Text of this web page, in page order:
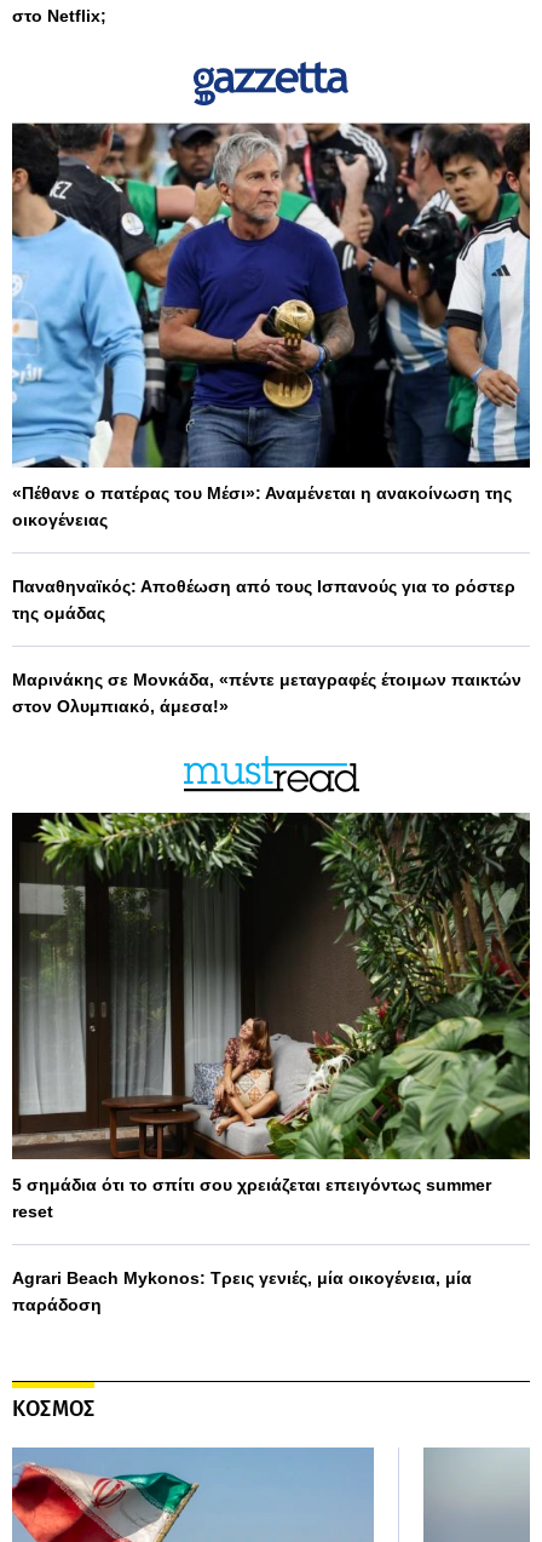
στο Netflix;
«Πέθανε ο πατέρας του Μέσι»: Αναμένεται η ανακοίνωση της
οικογένειας
Παναθηναϊκός: Αποθέωση από τους Ισπανούς για το ρόστερ
της ομάδας
Μαρινάκης σε Μονκάδα, «πέντε μεταγραφές έτοιμων παικτών
στον Ολυμπιακό, άμεσα!»
5 σημάδια ότι το σπίτι σου χρειάζεται επειγόντως summer
reset
Agrari Beach Mykonos: Τρεις γενιές, μία οικογένεια, μία
παράδοση
ΚΟΣΜΟΣ